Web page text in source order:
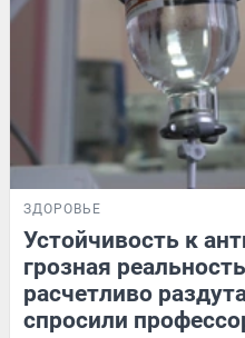
ЗДОРОВЬЕ
Устойчивость к
грозная
расчетливо
спросили